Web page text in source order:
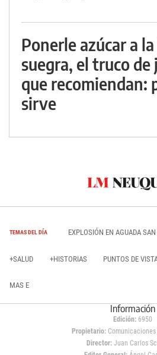
Ponerle azúcar a
suegra, el truco
que recomiendan:
sirve
TEMAS DEL DÍA EXPLOSIÓN EN AGUADA SAN
+SALUD +HISTORIAS PUNTOS DE
MAS E
Información
Edición: 6950
Propietario:Comunicaciones
Director: Juan Carlos